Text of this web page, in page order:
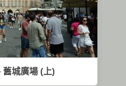
舊城廣場 (上)